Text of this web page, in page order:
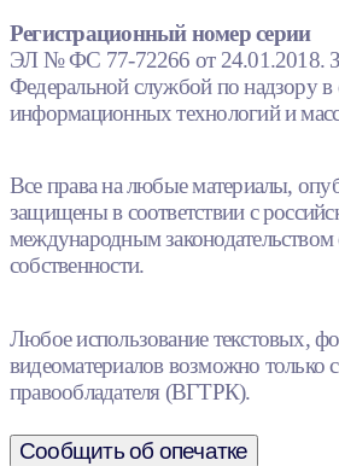
Регистрационный номер серии
ЭЛ № ФС 77-72266 от 24.01.2018.
Федеральной службой по надзору в
информационных технологий и
Все права на любые материалы,
защищены в соответствии с
международным законодательством
собственности.
Любое использование текстовых,
видеоматериалов возможно только с
правообладателя (ВГТРК).
Сообщить об опечатке